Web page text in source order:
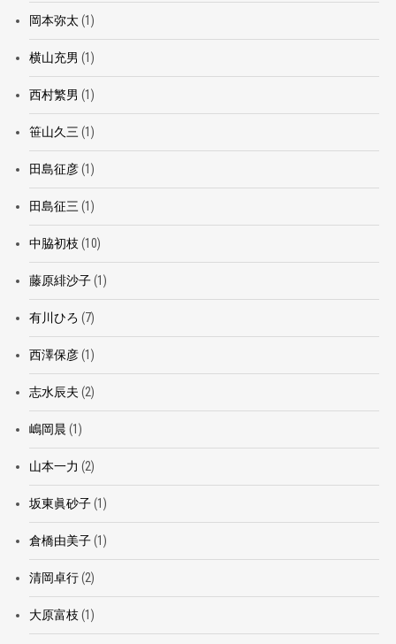
岡本弥太 (1)
横山充男 (1)
西村繁男 (1)
笹山久三 (1)
田島征彦(1)
田島征三 (1)
中脇初枝 (10)
藤原緋沙子(1)
有川ひろ (7)
西澤保彦(1)
志水辰夫 (2)
嶋岡晨 (1)
山本一力 (2)
坂東眞砂子(1)
倉橋由美子(1)
清岡卓行(2)
大原富枝 (1)